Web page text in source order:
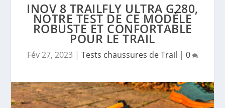
INOV 8 TRAILFLY ULTRA G280,
NOTRE TEST DE CE MODÈLE
ROBUSTE ET CONFORTABLE
POUR LE TRAIL
Fév 27, 2023| Tests chaussures de Trail | 0